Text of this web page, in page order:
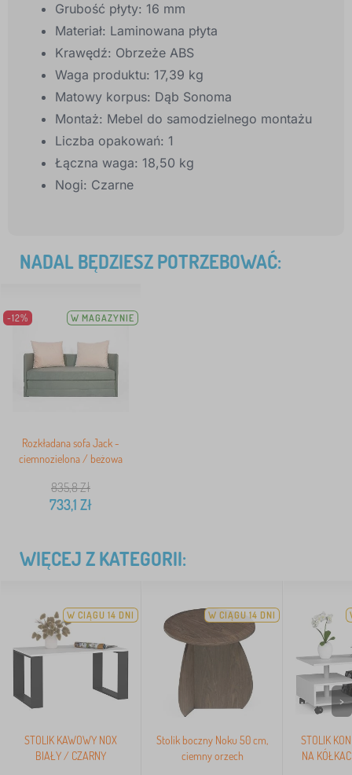
Grubość płyty: 16 mm
Materiał: Laminowana płyta
Krawędź: Obrzeże ABS
Waga produktu: 17,39 kg
Matowy korpus: Dąb Sonoma
Montaż: Mebel do samodzielnego montażu
Liczba opakowań: 1
Łączna waga: 18,50 kg
Nogi: Czarne
NADAL BĘDZIESZ POTRZEBOWAĆ:
-12% W MAGAZYNIE
Rozkładana sofa Jack -
ciemnozielona / beżowa
835,8Zł
733,1 Zł
WIĘCEJ Z KATEGORII:
W CIĄGU 14 DNI
STOLIK KAWOWY NOX
BIAŁY / CZARNY
W CIĄGU 14 DNI
Stolik boczny Noku 50 cm,
ciemny orzech
STOLIK
NA
>